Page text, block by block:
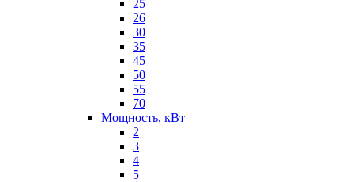
25
26
30
35
45
50
55
70
Мощность, кВт
2
3
4
5